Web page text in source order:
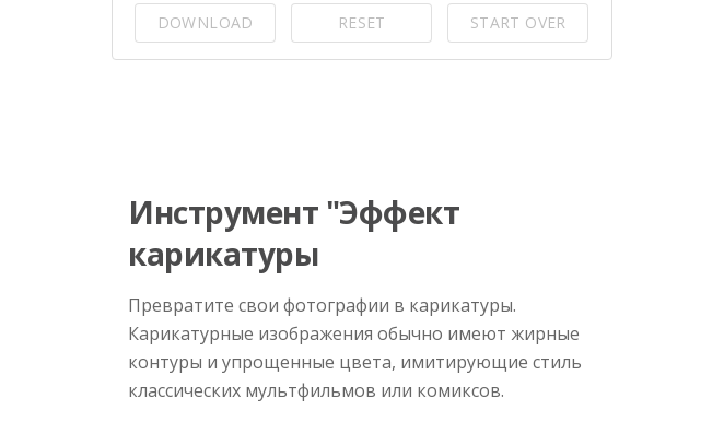
DOWNLOAD RESET START OVER
Инструмент "Эффект
карикатуры
Превратите свои фотографии в карикатуры.
Карикатурные изображения обычно имеют жирные
контуры и упрощенные цвета, имитирующие стиль
классических мультфильмов или комиксов.